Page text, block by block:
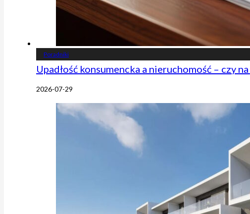
Poradniki
Upadłość konsumencka a nieruchomość – czy
2026-07-29